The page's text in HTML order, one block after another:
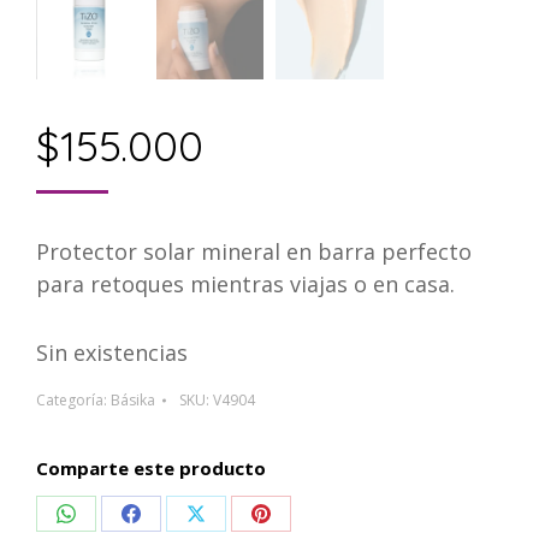
$155.000
Protector solar mineral en barra perfecto
para retoques mientras viajas o en casa.
Sin existencias
Categoría: Básika SKU: V4904
Comparte este producto
CompartirCompartirCompartirCompartir